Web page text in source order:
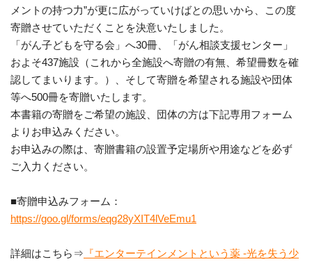
メントの持つ力”が更に広がっていけばとの思いから、この度
寄贈させていただくことを決意いたしました。
「がん子どもを守る会」へ30冊、「がん相談支援センター」
およそ437施設（これから全施設へ寄贈の有無、希望冊数を確
認してまいります。）、そして寄贈を希望される施設や団体
等へ500冊を寄贈いたします。
本書籍の寄贈をご希望の施設、団体の方は下記専用フォーム
よりお申込みください。
お申込みの際は、寄贈書籍の設置予定場所や用途などを必ず
ご入力ください。
■寄贈申込みフォーム：
https://goo.gl/forms/eqg28yXIT4lVeEmu1
詳細はこちら⇒ 『エンターテインメントという薬 -光を失う少